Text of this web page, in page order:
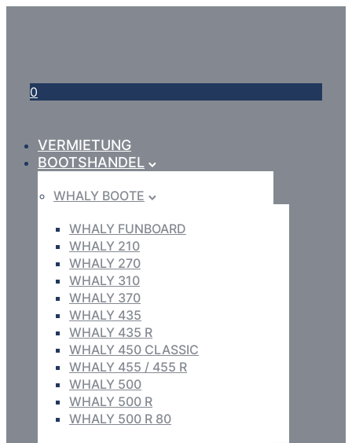
0
VERMIETUNG
BOOTSHANDEL
WHALY BOOTE
WHALY FUNBOARD
WHALY 210
WHALY 270
WHALY 310
WHALY 370
WHALY 435
WHALY 435 R
WHALY 450 CLASSIC
WHALY 455 / 455 R
WHALY 500
WHALY 500 R
WHALY 500 R 80